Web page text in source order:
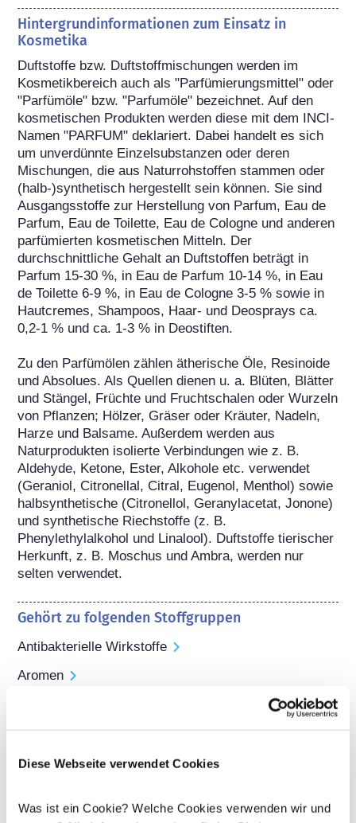
Diese Webseite verwendet Cookies
Was ist ein Cookie? Welche Cookies verwenden wir und
Hintergrundinformationen zum Einsatz in
Kosmetika
Duftstoffe bzw. Duftstoffmischungen werden im
Kosmetikbereich auch als "Parfümierungsmittel" oder
"Parfümöle" bzw. "Parfumöle" bezeichnet. Auf den
kosmetischen Produkten werden diese mit dem INCI-
Namen "PARFUM" deklariert. Dabei handelt es sich
um unverdünnte Einzelsubstanzen oder deren
Mischungen, die aus Naturrohstoffen stammen oder
(halb-)synthetisch hergestellt sein können. Sie sind
Ausgangsstoffe zur Herstellung von Parfum, Eau de
Parfum, Eau de Toilette, Eau de Cologne und anderen
parfümierten kosmetischen Mitteln. Der
durchschnittliche Gehalt an Duftstoffen beträgt in
Parfum 15-30 %, in Eau de Parfum 10-14 %, in Eau
de Toilette 6-9 %, in Eau de Cologne 3-5 % sowie in
Hautcremes, Shampoos, Haar- und Deosprays ca.
0,2-1 % und ca. 1-3 % in Deostiften.
Zu den Parfümölen zählen ätherische Öle, Resinoide
und Absolues. Als Quellen dienen u. a. Blüten, Blätter
und Stängel, Früchte und Fruchtschalen oder Wurzeln
von Pflanzen; Hölzer, Gräser oder Kräuter, Nadeln,
Harze und Balsame. Außerdem werden aus
Naturprodukten isolierte Verbindungen wie z. B.
Aldehyde, Ketone, Ester, Alkohole etc. verwendet
(Geraniol, Citronellal, Citral, Eugenol, Menthol) sowie
halbsynthetische (Citronellol, Geranylacetat, Jonone)
und synthetische Riechstoffe (z. B.
Phenylethylalkohol und Linalool). Duftstoffe tierischer
Herkunft, z. B. Moschus und Ambra, werden nur
selten verwendet.
Gehört zu folgenden Stoffgruppen
Antibakterielle Wirkstoffe
Aromen
Die Inhaltsstoffe von kosmetischen Mitteln
EU andere Vorschriften gelten können.